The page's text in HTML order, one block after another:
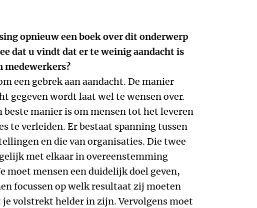
opnieuw een boek over dit onderwerp
dat u vindt dat er te weinig aandacht is
medewerkers?
een gebrek aan aandacht. De manier
gegeven wordt laat wel te wensen over.
beste manier is om mensen tot het leveren
te verleiden. Er bestaat spanning tussen
en die van organisaties. Die twee
met elkaar in overeenstemming
moet mensen een duidelijk doel geven,
focussen op welk resultaat zij moeten
je volstrekt helder in zijn. Vervolgens moet